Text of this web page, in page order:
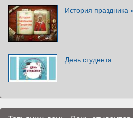
История праздника
День студента